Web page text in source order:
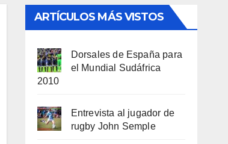
ARTÍCULOS MÁS VISTOS
Dorsales de España para
el Mundial Sudáfrica
2010
Entrevista al jugador de
rugby John Semple